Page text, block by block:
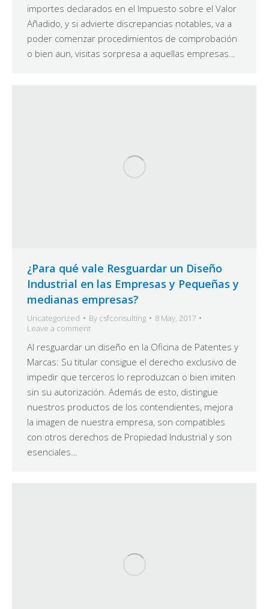
importes declarados en el Impuesto sobre el Valor
Añadido, y si advierte discrepancias notables, va a
poder comenzar procedimientos de comprobación
o bien aun, visitas sorpresa a aquellas empresas…
¿Para qué vale Resguardar un Diseño
Industrial en las Empresas y Pequeñas y
medianas empresas?
Uncategorized By csfconsulting
8 May, 2017
Leave a comment
Al resguardar un diseño en la Oficina de Patentes y
Marcas: Su titular consigue el derecho exclusivo de
impedir que terceros lo reproduzcan o bien imiten
sin su autorización. Además de esto, distingue
nuestros productos de los contendientes, mejora
la imagen de nuestra empresa, son compatibles
con otros derechos de Propiedad Industrial y son
esenciales…